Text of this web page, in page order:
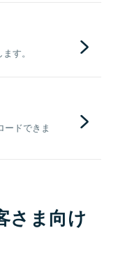
す。
ードできま
さま向け